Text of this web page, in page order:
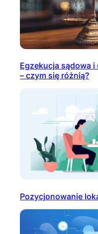
Egzekucja sądowa
– czym się różnią?
Pozycjonowanie